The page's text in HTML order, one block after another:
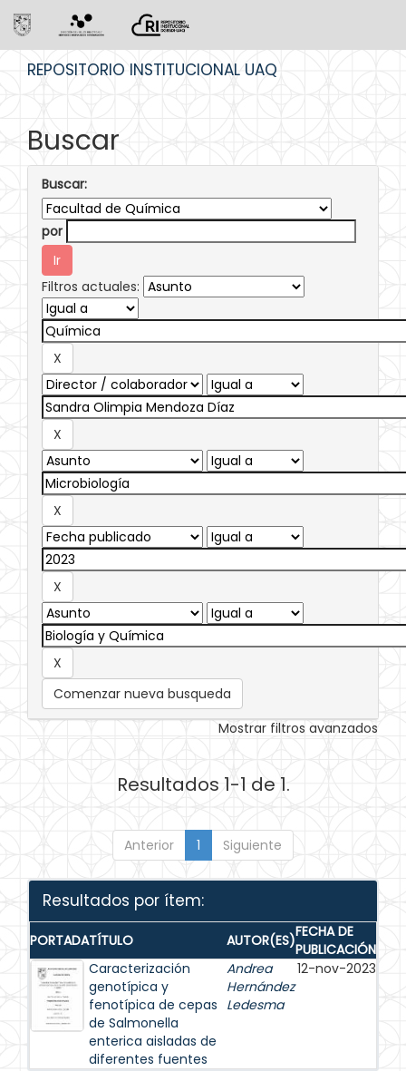
REPOSITORIO INSTITUCIONAL UAQ
Buscar
Buscar:
por
Filtros actuales:
Comenzar nueva busqueda
Mostrar filtros avanzados
Resultados 1-1 de 1.
Anterior 1 Siguiente
Resultados por ítem:
PORTADATÍTULO AUTOR(ES)FECHA DE
PUBLICACIÓN
Caracterización
genotípica y
fenotípica de cepas
de Salmonella
enterica aisladas de
diferentes fuentes
Andrea
Hernández
Ledesma
12-nov-2023